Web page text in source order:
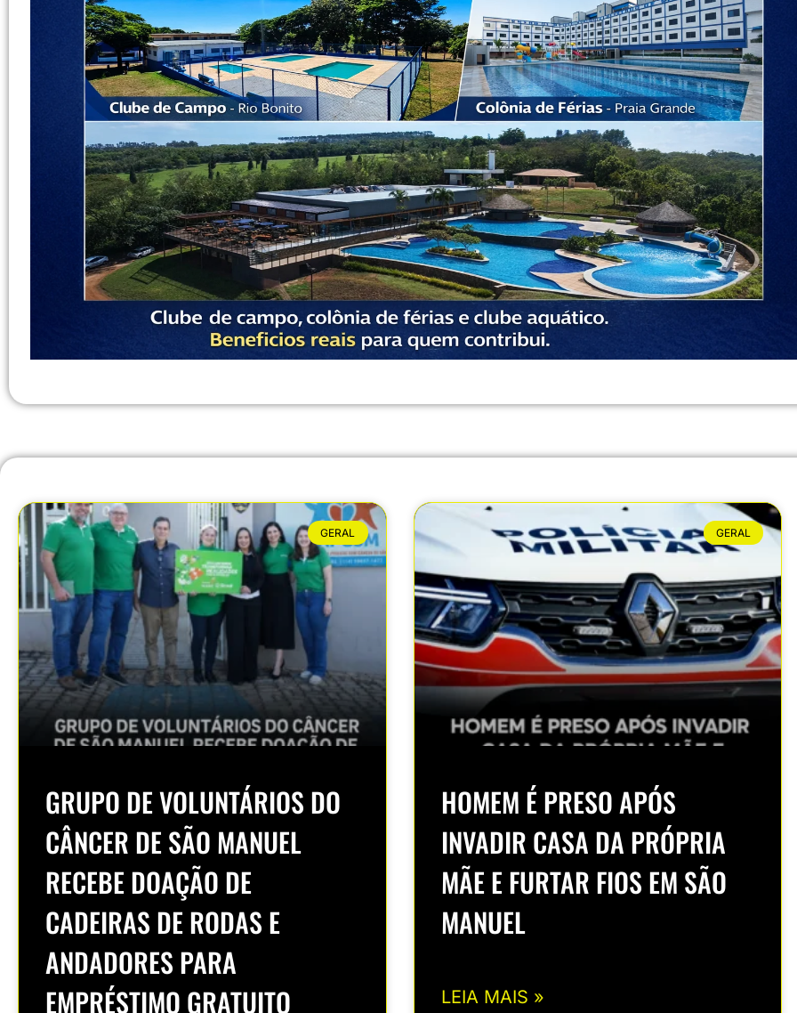
GERAL
GRUPO DE VOLUNTÁRIOS DO
CÂNCER DE SÃO MANUEL
RECEBE DOAÇÃO DE
CADEIRAS DE RODAS E
ANDADORES PARA
EMPRÉSTIMO GRATUITO
GERAL
HOMEM É PRESO APÓS
INVADIR CASA DA PRÓPRIA
MÃE E FURTAR FIOS EM SÃO
MANUEL
LEIA MAIS »